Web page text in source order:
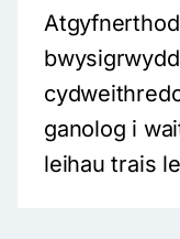
ganolog i
leihau trais